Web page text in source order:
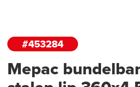
#453284
Mepac